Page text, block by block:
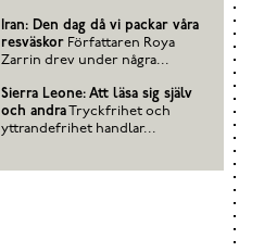
Iran: Den dag då vi packar våra
resväskor Författaren Roya
Zarrin drev under några...
Sierra Leone: Att läsa sig själv
och andraTryckfrihet och
yttrandefrihet handlar...